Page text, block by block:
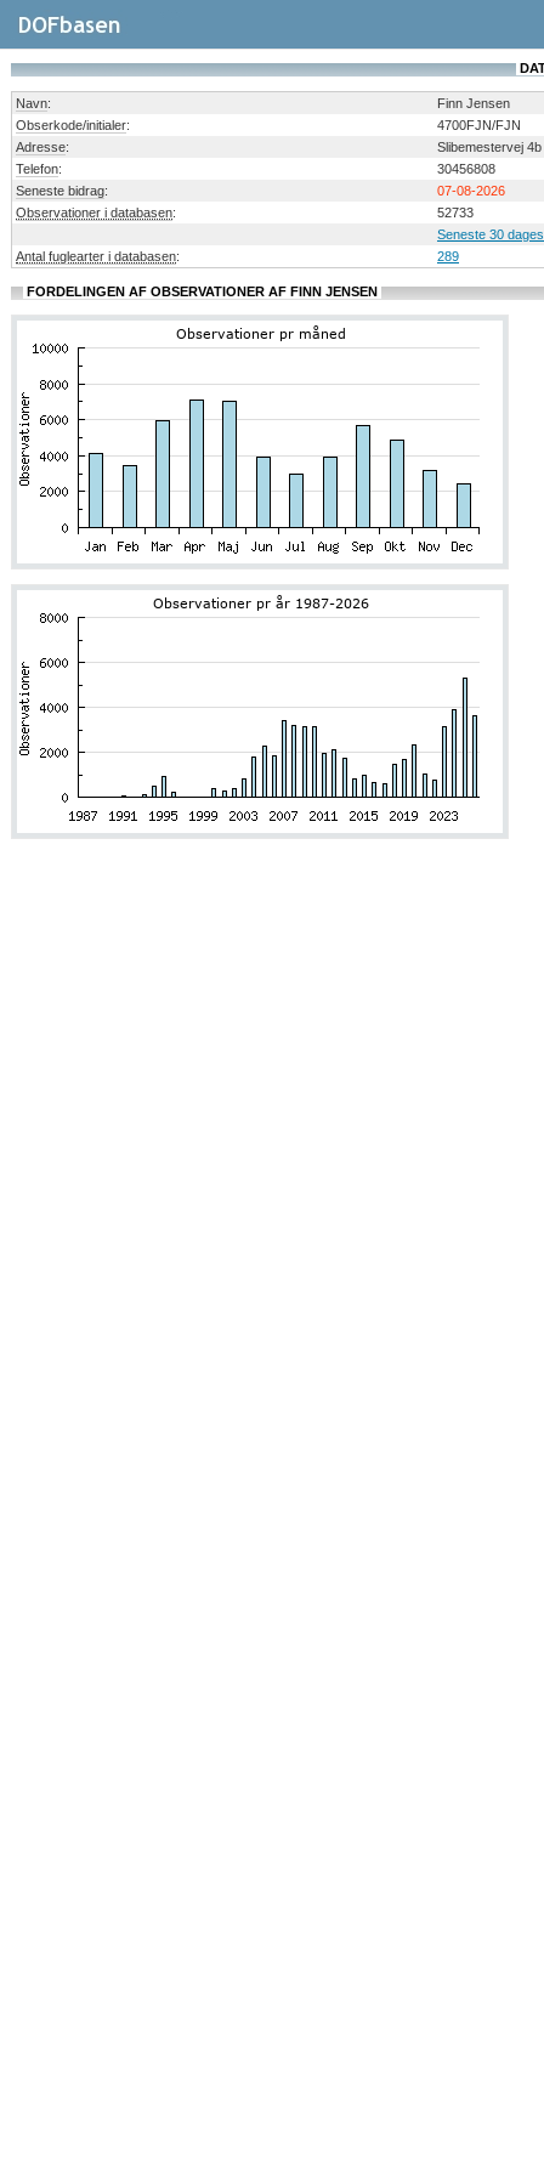
Navn:
Finn Jensen
Obserkode/initialer:
4700FJN/FJN
Adresse:
Slibemestervej
Telefon:
30456808
Seneste bidrag:
07-08-2026
Observationer i databasen:
52733
Seneste 30
Antal fuglearter i databasen: 289
FORDELINGEN AF OBSERVATIONER AF FINN JENSEN